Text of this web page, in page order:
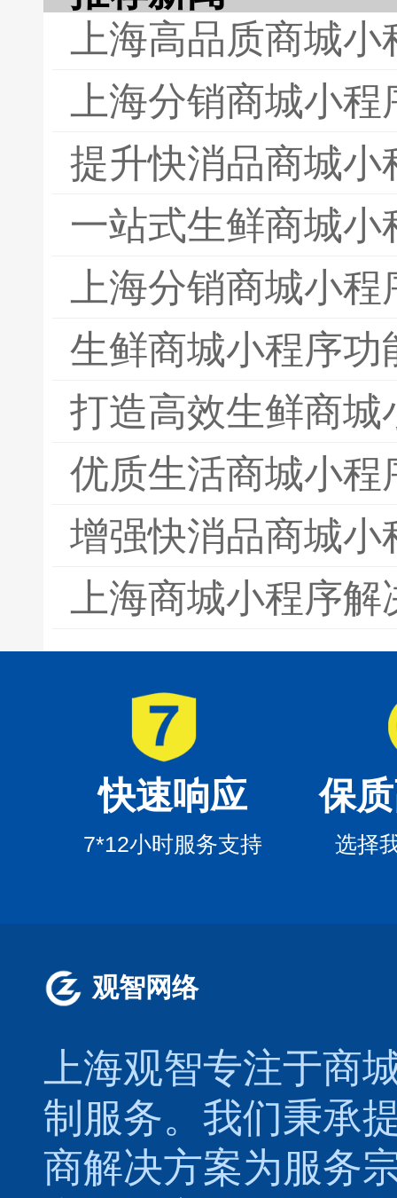
上海高品质商城
上海分销商城小
提升快消品商城
一站式生鲜商城小
上海分销商城小
生鲜商城小程序功
打造高效生鲜商城
优质生活商城小程
增强快消品商城
上海商城小程序
快速响应
7*12小时服务支持
保
选择
观智网络
上海观智专注于商
制 服务。我们秉承
商解决方案为服务